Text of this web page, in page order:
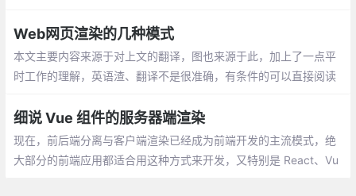
时
Web网页渲染的几种模式
本文主要内容来源于对上文的翻译，图也来源于此，加上了一点平
时工作的理解，英语渣、翻译不是很准确，有条件的可以直接阅读
细说 Vue 组件的服务器端渲染
现在，前后端分离与客户端渲染已经成为前端开发的主流模式，绝
大部分的前端应用都适合用这种方式来开发，又特别是 React、Vu